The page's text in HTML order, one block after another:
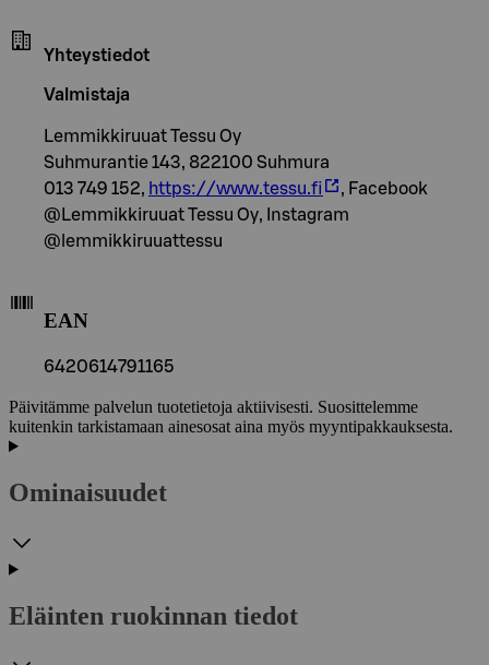
Yhteystiedot
Valmistaja
Lemmikkiruuat Tessu Oy
Suhmurantie 143, 822100 Suhmura
013 749 152, https://www.tessu.fi
, Facebook
@Lemmikkiruuat Tessu Oy, Instagram
@lemmikkiruuattessu
EAN
6420614791165
Päivitämme palvelun tuotetietoja aktiivisesti. Suosittelemme
kuitenkin tarkistamaan ainesosat aina myös myyntipakkauksesta.
Ominaisuudet
Eläinten ruokinnan tiedot